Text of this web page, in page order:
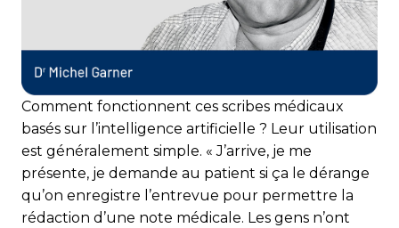
Comment fonctionnent ces scribes médicaux
basés sur l’intelligence artificielle ? Leur utilisation
est généralement simple. « J’arrive, je me
présente, je demande au patient si ça le dérange
qu’on enregistre l’entrevue pour permettre la
rédaction d’une note médicale. Les gens n’ont